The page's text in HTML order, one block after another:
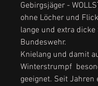
Gebirgsjäger -
ohne Löcher und
lange und extra
Bundeswehr.
Knielang und damit
Winterstrumpf
geeignet. Seit Jahren